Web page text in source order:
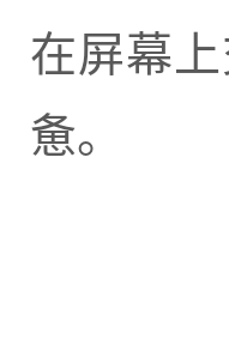
在屏幕
惫。